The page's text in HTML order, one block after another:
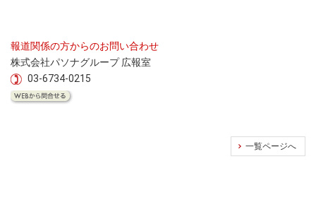
報道関係の方からのお問い合わせ
株式会社パソナグループ 広報室
03-6734-0215
一覧ページへ